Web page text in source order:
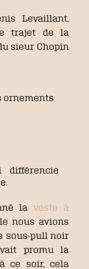
Levaillant,
trajet de la
sieur Chopin
ornements
différencie
la veste à
nous avions
sous-pull noir
promu la
ce soir, cela